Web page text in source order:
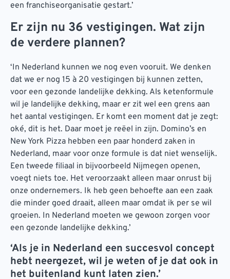
een franchiseorganisatie gestart.’
Er zijn nu 36 vestigingen. Wat zijn
de verdere plannen?
‘In Nederland kunnen we nog even vooruit. We denken
dat we er nog 15 à 20 vestigingen bij kunnen zetten,
voor een gezonde landelijke dekking. Als ketenformule
wil je landelijke dekking, maar er zit wel een grens aan
het aantal vestigingen. Er komt een moment dat je zegt:
oké, dit is het. Daar moet je reëel in zijn. Domino’s en
New York Pizza hebben een paar honderd zaken in
Nederland, maar voor onze formule is dat niet wenselijk.
Een tweede filiaal in bijvoorbeeld Nijmegen openen,
voegt niets toe. Het veroorzaakt alleen maar onrust bij
onze ondernemers. Ik heb geen behoefte aan een zaak
die minder goed draait, alleen maar omdat ik per se wil
groeien. In Nederland moeten we gewoon zorgen voor
een gezonde landelijke dekking.’
‘Als je in Nederland een succesvol concept
hebt neergezet, wil je weten of je dat ook in
het buitenland kunt laten zien.’